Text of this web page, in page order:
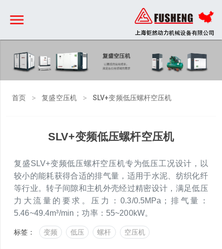
首页 > 复盛空压机 > SLV+变频低压螺杆空压机
SLV+变频低压螺杆空压机
复盛SLV+变频低压螺杆空压机专为低压工况设计，以
较小的能耗获得合适的排气量，适用于水泥、纺织化纤
等行业。转子间隙和主机外壳经过精密设计，满足低压
力大流量的要求。压力：0.3/0.5MPa；排气量：
5.46~49.4m³/min；功率：55~200kW。
标签： 变频 低压 螺杆 空压机